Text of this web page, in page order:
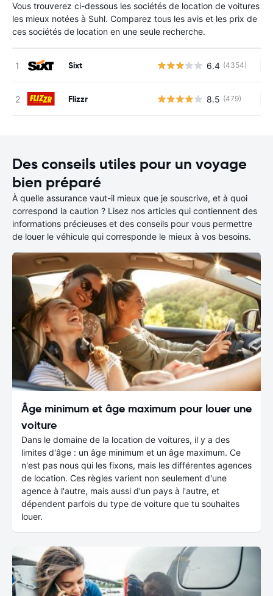
Vous trouverez ci-dessous les sociétés de location de voitures
les mieux notées à Suhl. Comparez tous les avis et les prix de
ces sociétés de location en une seule recherche.
Sixt 6.4 (4354)
Flizzr 8.5 (479)
Des conseils utiles pour un voyage
bien préparé
À quelle assurance vaut-il mieux que je souscrive, et à quoi
correspond la caution ? Lisez nos articles qui contiennent des
informations précieuses et des conseils pour vous permettre
de louer le véhicule qui corresponde le mieux à vos besoins.
Âge minimum et âge maximum pour louer une
voiture
Dans le domaine de la location de voitures, il y a des
limites d'âge : un âge minimum et un âge maximum. Ce
n'est pas nous qui les fixons, mais les différentes agences
de location. Ces règles varient non seulement d'une
agence à l'autre, mais aussi d'un pays à l'autre, et
dépendent parfois du type de voiture que tu souhaites
louer.